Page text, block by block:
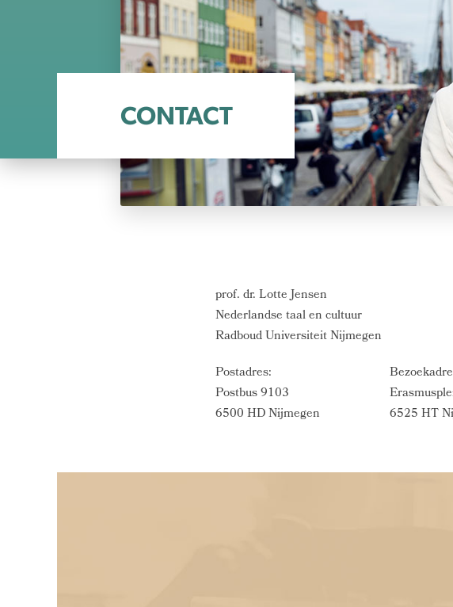
CONTACT
prof. dr. Lotte Jensen
Nederlandse taal en cultuur
Radboud Universiteit Nijmegen
Postadres:
Postbus 9103
6500 HD Nijmegen
6525 HT